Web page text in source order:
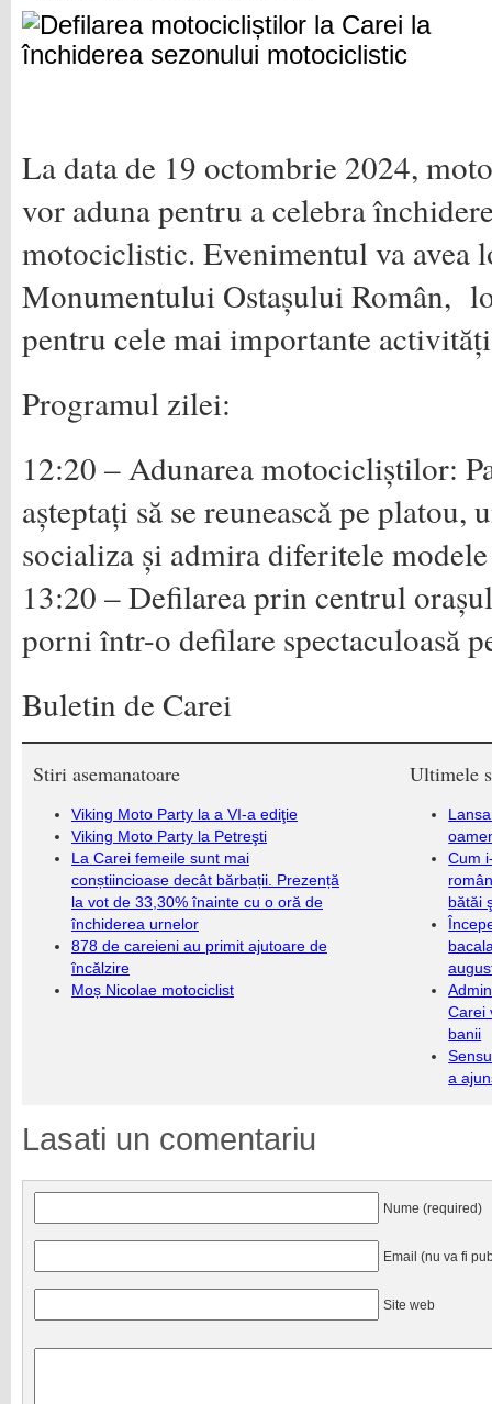
La data de 19 octombrie 2024,
vor aduna pentru a celebra
motociclistic. Evenimentul va avea
Monumentului Ostașului Român,
pentru cele mai importante
Programul zilei:
12:20 – Adunarea motocicliștilor:
așteptați să se reunească pe platou,
socializa și admira diferitele
13:20 – Defilarea prin centrul
porni într-o defilare spectaculoasă
Buletin de Carei
Stiri asemanatoare
Viking Moto Party la a VI-a ediţie
Viking Moto Party la Petreşti
La Carei femeile sunt mai
conștiincioase decât bărbații. Prezență
la vot de 33,30% înainte cu o oră de
închiderea urnelor
878 de careieni au primit ajutoare de
încălzire
Moș Nicolae motociclist
Ultimele
Cum
bătăi
Carei
banii
a
Lasati un comentariu
Nume (required)
Email (nu va fi
Site web